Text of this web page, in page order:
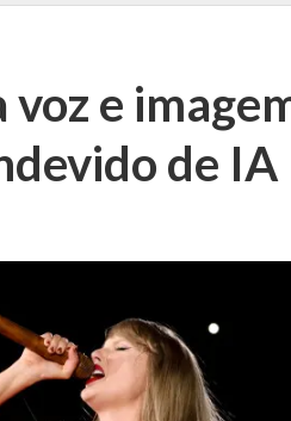
e
de IA